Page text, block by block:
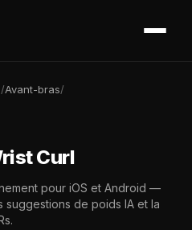
/Avant-bras/
Curl
pour iOS et Android —
de poids IA et la